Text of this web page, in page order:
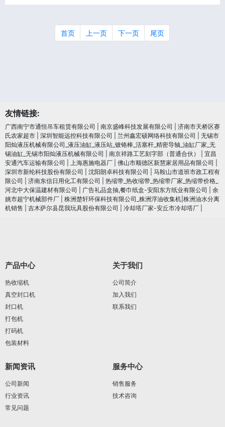
首页 上一页 下一页 尾页
友情链接:
广西南宁市通恒吊车租赁有限公司 南京盛峰科技发展有限公司
济南市天桥区赛
氏农家超市
深圳智能远控科技有限公司 兰州鑫宏硕网络科技有限公司
无锡市
阳灿液压机械有限公司_液压油缸_液压站_镀铬棒_活塞杆_精密导轴_油缸厂家_无
锡油缸_无锡市阳灿液压机械有限公司
南京祥路工艺刻字部（普通合伙）
宜昌
安通汽车运输有限公司
上海惠施电器厂 佛山市顺德区新慧家居用品有限公司
深圳市新纶科技股份有限公司
沈阳朗卓科技有限公司
马鞍山市道班市政工程有
限公司
济南东信日用化工有限公司
热缩带_热收缩带_热缩带厂家_热缩带价格_
河北中大保温建材有限公司
广告礼品盒抽,餐巾纸盒-安阳东方纸业有限公司
余
姚市超宁机械部件厂
株洲楚轩环保科技有限公司_株洲浮油收集机|株洲油水分离
机销售
吉木萨尔县昆我玩具股份有限公司 冷却塔厂家-安丘市冷却塔厂
产品中心
热收缩机
真空封口机
封口机
打包机
打码机
包装材料
关于我们
公司简介
加入我们
联系我们
新闻资讯
公司新闻
行业资讯
常见问题
服务中心
销售服务
技术咨询